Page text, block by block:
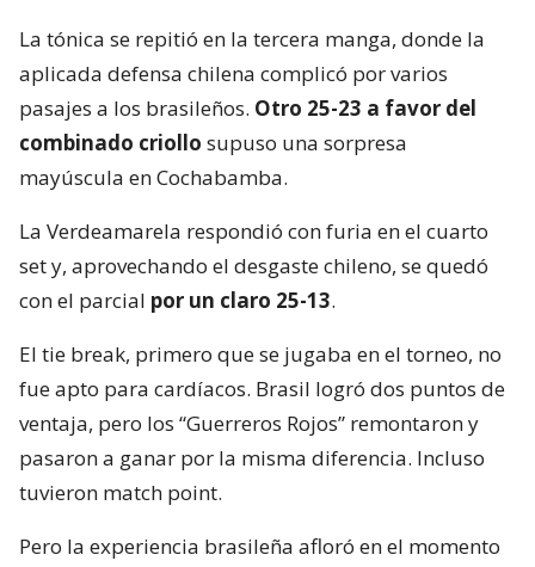
La tónica se repitió en la tercera manga, donde la
aplicada defensa chilena complicó por varios
pasajes a los brasileños. Otro 25-23 a favor del
combinado criollo supuso una sorpresa
mayúscula en Cochabamba.
La Verdeamarela respondió con furia en el cuarto
set y, aprovechando el desgaste chileno, se quedó
con el parcial por un claro 25-13.
El tie break, primero que se jugaba en el torneo, no
fue apto para cardíacos. Brasil logró dos puntos de
ventaja, pero los “Guerreros Rojos” remontaron y
pasaron a ganar por la misma diferencia. Incluso
tuvieron match point.
Pero la experiencia brasileña afloró en el momento